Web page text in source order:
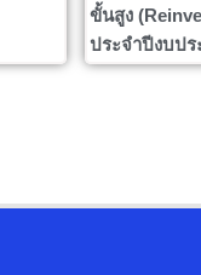
ขั้นสูง
ประจำปีงบป